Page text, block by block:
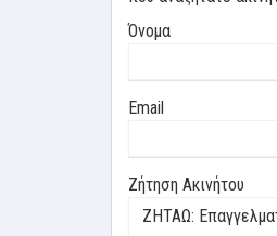
Όνομα
Email
Ζήτηση Ακινήτου